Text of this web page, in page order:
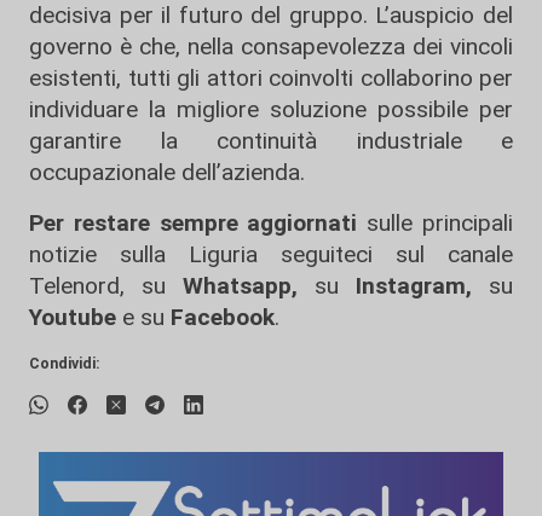
decisiva per il futuro del gruppo. L’auspicio del
governo è che, nella consapevolezza dei vincoli
esistenti, tutti gli attori coinvolti collaborino per
individuare la migliore soluzione possibile per
garantire la continuità industriale e
occupazionale dell’azienda.
Per restare sempre aggiornati sulle principali
notizie sulla Liguria seguiteci sul canale
Telenord, su
Whatsapp, su Instagram, su
Youtube e su Facebook.
Condividi: